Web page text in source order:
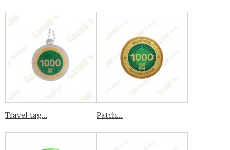
Travel tag... Patch...